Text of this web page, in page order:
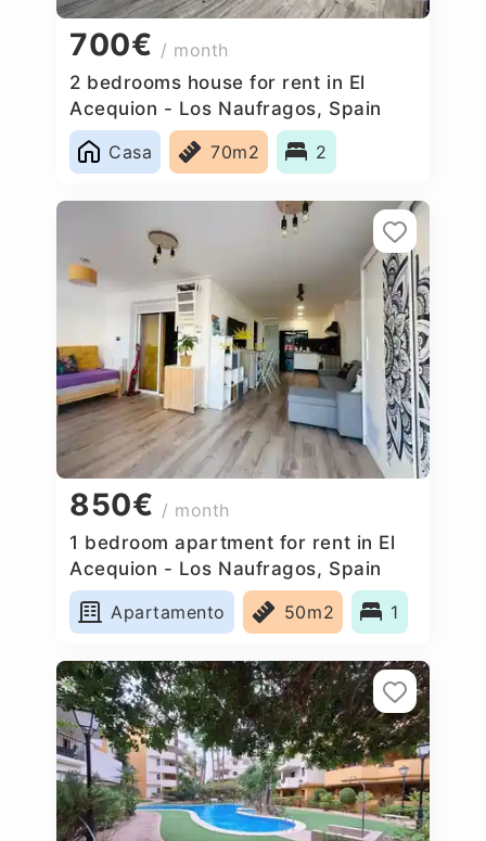
700€ / month
2 bedrooms house for rent in El
Acequion - Los Naufragos, Spain
Casa
70m2 2
850€ / month
1 bedroom apartment for rent in El
Acequion - Los Naufragos, Spain
Apartamento
50m2 1